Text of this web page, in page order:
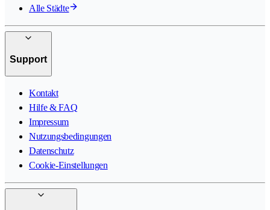
Alle Städte
Support
Kontakt
Hilfe & FAQ
Impressum
Nutzungsbedingungen
Datenschutz
Cookie-Einstellungen